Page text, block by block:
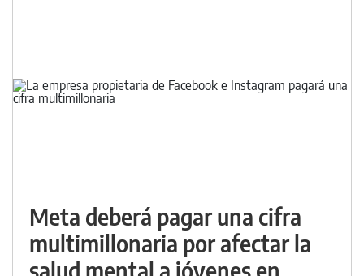
Meta deberá pagar una cifra
multimillonaria por afectar la
salud mental a jóvenes en